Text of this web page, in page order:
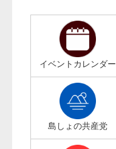
イベントカレンダー
島しょの共産党